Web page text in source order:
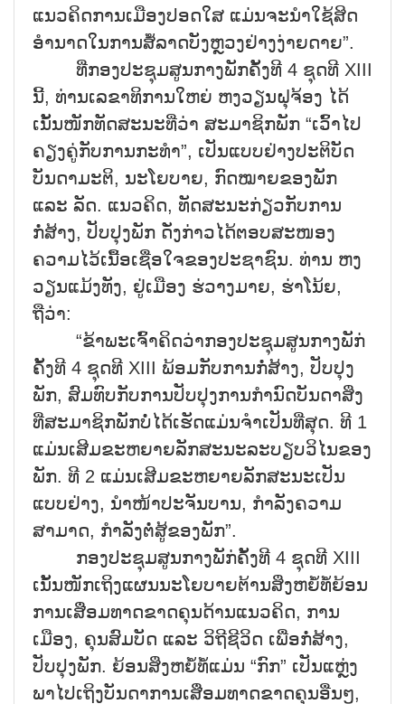
ແນວຄິດການເມືອງປອດໃສ ແມ່ນຈະນຳໃຊ້ສິດ
ອຳນາດໃນການສໍ້ລາດບັງຫຼວງຢ່າງງ່າຍດາຍ”.
ທີ່ກອງປະຊຸມສູນກາງພັກຄັ້ງທີ 4 ຊຸດທີ XIII
ນີ້, ທ່ານເລຂາທິການໃຫຍ່ ຫງວຽນຝຸຈ້ອງ ໄດ້
ເນັ້ນໜັກທັດສະນະທີ່ວ່າ ສະມາຊິກພັກ “ເວົ້າໄປ
ຄຽງຄູ່ກັບການກະທຳ”, ເປັນແບບຢ່າງປະຕິບັດ
ບັນດາມະຕິ, ນະໂຍບາຍ, ກົດໝາຍຂອງພັກ
ແລະ ລັດ. ແນວຄິດ, ທັດສະນະກ່ຽວກັບການ
ກໍ່ສ້າງ, ປັບປຸງພັກ ດັ່ງກ່າວໄດ້ຕອບສະໜອງ
ຄວາມໄວ້ເນື້ອເຊື່ອໃຈຂອງປະຊາຊົນ. ທ່ານ ຫງ
ວຽນແມ້ງທັງ, ຢູ່ເມືອງ ຮ່ວາງມາຍ, ຮ່າໂນ້ຍ,
ຖືວ່າ:
“ຂ້າພະເຈົ້າຄິດວ່າກອງປະຊຸມສູນກາງພັກ່
ຄັ້ງທີ 4 ຊຸດທີ XIII ພ້ອມກັບການກໍ່ສ້າງ, ປັບປຸງ
ພັກ, ສົມທົບກັບການປັບປຸງການກຳນົດບັນດາສິ່ງ
ທີ່ສະມາຊິກພັກບໍ່ໄດ້ເຮັດແມ່ນຈຳເປັນທີ່ສຸດ. ທີ 1
ແມ່ນເສີມຂະຫຍາຍລັກສະນະລະບຽບວິໄນຂອງ
ພັກ. ທີ 2 ແມ່ນເສີມຂະຫຍາຍລັກສະນະເປັນ
ແບບຢ່າງ, ນຳໜ້າປະຈັນບານ, ກຳລັງຄວາມ
ສາມາດ, ກຳລັງຕໍ່ສູ້ຂອງພັກ”.
ກອງປະຊຸມສູນກາງພັກ່ຄັ້ງທີ 4 ຊຸດທີ XIII
ເນັ້ນໜັກເຖິງແຜນນະໂຍບາຍຕ້ານສິ່ງຫຍໍ້ທໍ້ຍ້ອນ
ການເສື່ອມທາດຂາດຄຸນດ້ານແນວຄິດ, ການ
ເມືອງ, ຄຸນສົມບັດ ແລະ ວິຖີຊີວິດ ເພື່ອກໍ່ສ້າງ,
ປັບປຸງພັກ. ຍ້ອນສິ່ງຫຍໍ້ທໍ້ແມ່ນ “ກົກ” ເປັນແຫຼ່ງ
ພາໄປເຖິງບັນດາການເສ່ືອມທາດຂາດຄຸນອື່ນໆ,